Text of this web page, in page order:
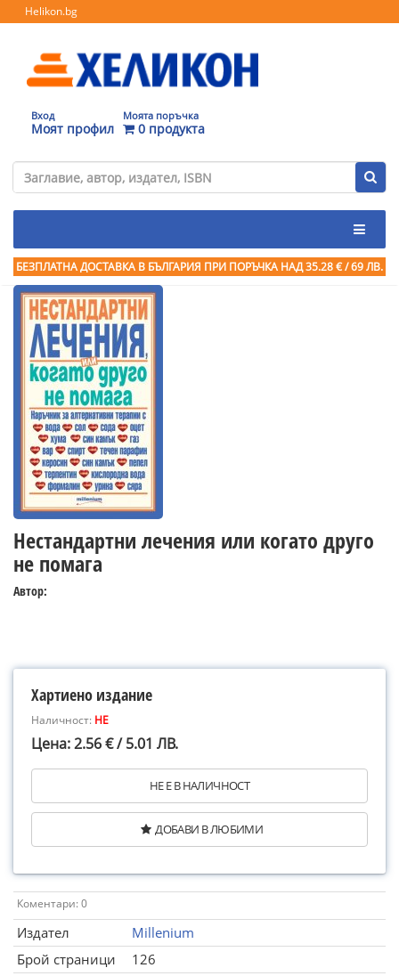
Helikon.bg
Вход
Моят профил
Моята поръчка
0 продукта
БЕЗПЛАТНА ДОСТАВКА В БЪЛГАРИЯ ПРИ ПОРЪЧКА НАД 35.28 € / 69 ЛВ.
Нестандартни лечения или когато друго
не помага
Автор:
Хартиено издание
Наличност: НЕ
Цена: 2.56 € / 5.01 ЛВ.
НЕ Е В НАЛИЧНОСТ
ДОБАВИ В ЛЮБИМИ
Коментари: 0
Издател
Millenium
Брой страници
126